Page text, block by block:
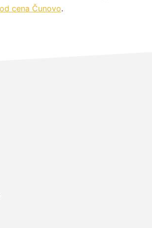
cena Čunovo.